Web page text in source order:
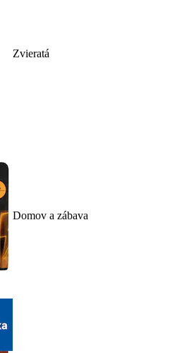
Zvieratá
Domov a zábava